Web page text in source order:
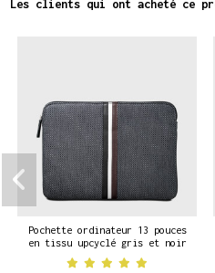
Les clients qui ont acheté ce
Pochette ordinateur 13 pouces
en tissu upcyclé gris et noir